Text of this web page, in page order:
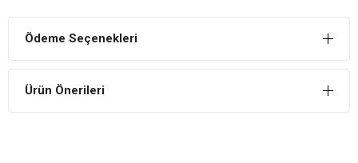
Rahat Tasarım
Ödeme Seçenekleri
Ürün Önerileri